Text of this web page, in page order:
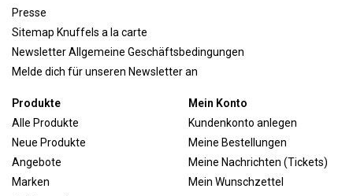
Presse
Sitemap Knuffels a la carte
Newsletter Allgemeine Geschäftsbedingungen
Melde dich für unseren Newsletter an
Produkte
Alle Produkte
Neue Produkte
Angebote
Marken
Mein Konto
Kundenkonto anlegen
Meine Bestellungen
Meine Nachrichten (Tickets)
Mein Wunschzettel